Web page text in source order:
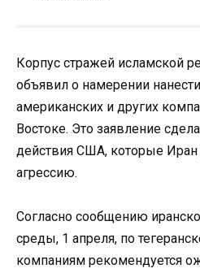
Корпус стражей исламской
объявил о намерении
американских и других
Востоке. Это заявление
действия США, которые Иран
агрессию.
Согласно сообщению
среды, 1 апреля, по
компаниям рекомендуется